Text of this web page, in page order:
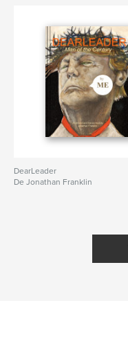
DearLeader
De Jonathan Franklin